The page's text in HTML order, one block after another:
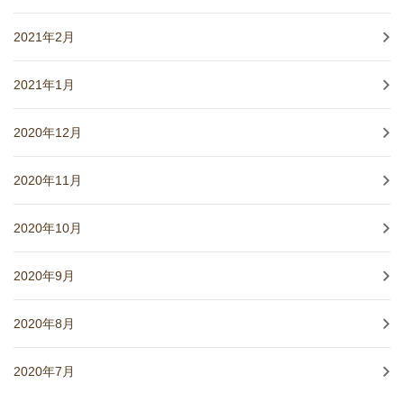
2021年2月
2021年1月
2020年12月
2020年11月
2020年10月
2020年9月
2020年8月
2020年7月